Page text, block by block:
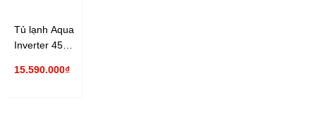
Tủ lạnh Aqua
Inverter 456
IGW525EM(GB)
15.590.000₫